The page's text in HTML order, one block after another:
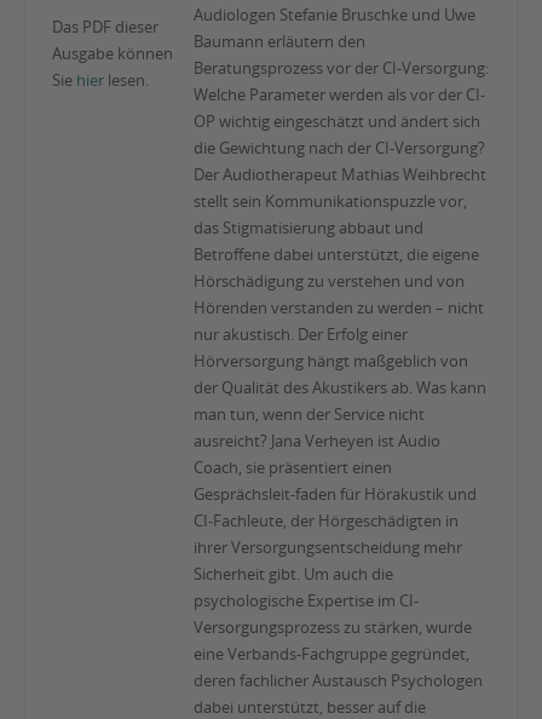
Das PDF dieser
Ausgabe können
Sie hier lesen.
Audiologen Stefanie Bruschke und Uwe
Baumann erläutern den
Beratungsprozess vor der CI-Versorgung:
Welche Parameter werden als vor der CI-
OP wichtig eingeschätzt und ändert sich
die Gewichtung nach der CI-Versorgung?
Der Audiotherapeut Mathias Weihbrecht
stellt sein Kommunikationspuzzle vor,
das Stigmatisierung abbaut und
Betroffene dabei unterstützt, die eigene
Hörschädigung zu verstehen und von
Hörenden verstanden zu werden – nicht
nur akustisch. Der Erfolg einer
Hörversorgung hängt maßgeblich von
der Qualität des Akustikers ab. Was kann
man tun, wenn der Service nicht
ausreicht? Jana Verheyen ist Audio
Coach, sie präsentiert einen
Gesprächsleit-faden für Hörakustik und
CI-Fachleute, der Hörgeschädigten in
ihrer Versorgungsentscheidung mehr
Sicherheit gibt. Um auch die
psychologische Expertise im CI-
Versorgungsprozess zu stärken, wurde
eine Verbands-Fachgruppe gegründet,
deren fachlicher Austausch Psychologen
dabei unterstützt, besser auf die